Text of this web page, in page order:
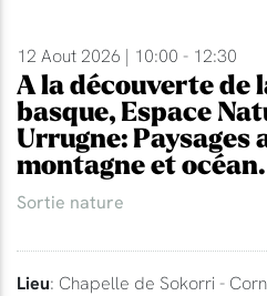
12 Aout 2026 | 10:00 - 12:30
A la découverte de
basque, Espace
Urrugne: Paysages
montagne et océan.
Sortie nature
Lieu: Chapelle de Sokorri -